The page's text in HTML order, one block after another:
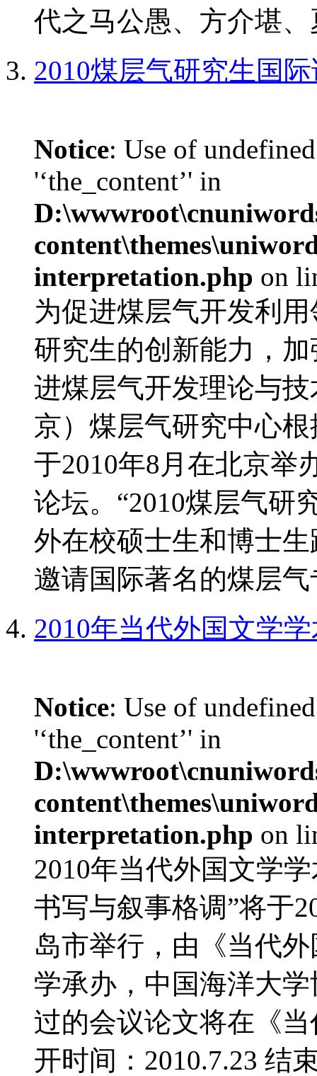
代之马公愚、方介堪
2010煤层气研究生国
Notice: Use of
'‘the_content’' in
interpretation.php on
为促进煤层气开发利
研究生的创新能力，
进煤层气开发理论与
京）煤层气研究中心
于2010年8月在北京举
论坛。“2010煤层气研
外在校硕士生和博士
邀请国际著名的煤层
2010年当代外国文学
Notice: Use of
'‘the_content’' in
interpretation.php on
2010年当代外国文学
书写与叙事格调”将于
岛市举行，由《当代
学承办，中国海洋大
过的会议论文将在《
开时间：2010.7.23 结